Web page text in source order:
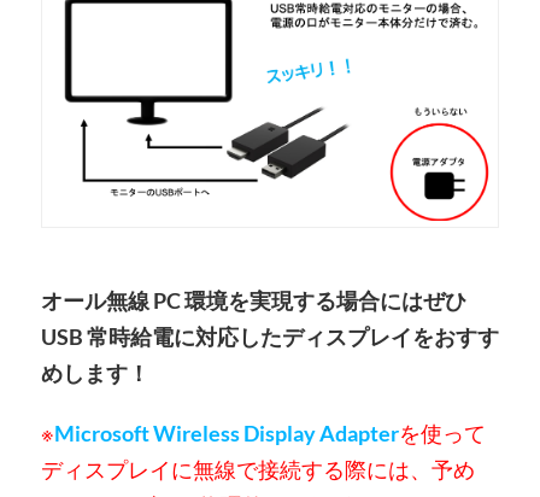
オール無線 PC 環境を実現する場合にはぜひ
USB 常時給電に対応したディスプレイをおすす
めします！
※Microsoft Wireless Display Adapterを使って
ディスプレイに無線で接続する際には、予め